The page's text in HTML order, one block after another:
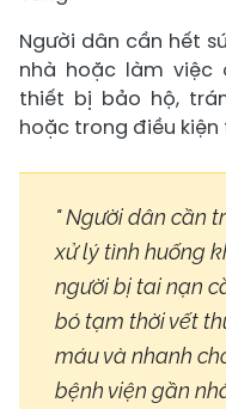
Người dân cần hết
nhà hoặc làm việc
thiết bị bảo hộ,
hoặc trong điều kiện
" Người dân cần
xử lý tình huống
người bị tai nạn
bó tạm thời vết
máu và nhanh
bệnh viện gần